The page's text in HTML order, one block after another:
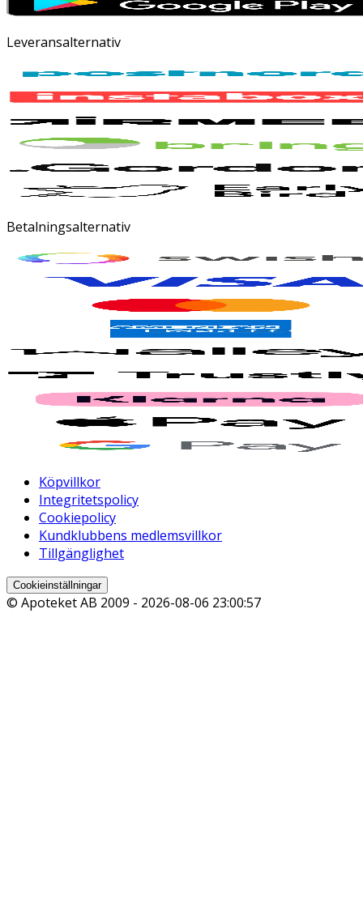
Leveransalternativ
Betalningsalternativ
Köpvillkor
Integritetspolicy
Cookiepolicy
Kundklubbens medlemsvillkor
Tillgänglighet
Cookieinställningar
© Apoteket AB 2009 - 2026-08-06 23:00:57